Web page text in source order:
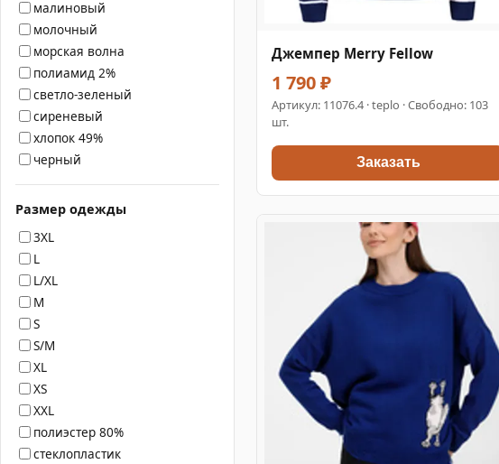
малиновый
молочный
морская волна
полиамид 2%
светло-зеленый
сиреневый
хлопок 49%
черный
Размер одежды
3XL
L
L/XL
M
S
S/M
XL
XS
XXL
полиэстер 80%
стеклопластик
Джемпер Merry Fellow
1 790 ₽
Артикул: 11076.4 · teplo · Свободно: 103
шт.
Заказать